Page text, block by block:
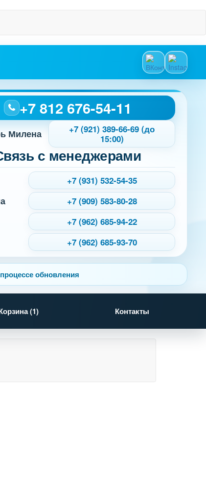
+7 812 676-54-11
Милена
+7 (921) 389-66-69 (до
15:00)
с менеджерами
+7 (931) 532-54-35
+7 (909) 583-80-28
+7 (962) 685-94-22
+7 (962) 685-93-70
обновления
(1) Контакты